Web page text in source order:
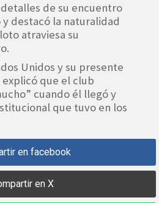
de su encuentro
destacó la naturalidad
atraviesa su
Unidos y su presente
que el club
cuando él llegó y
que tuvo en los
en facebook
en X